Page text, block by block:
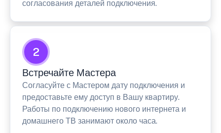
согласования деталей подключения.
2
Встречайте Мастера
Согласуйте с Мастером дату подключения и
предоставьте ему доступ в Вашу квартиру.
Работы по подключению нового интернета и
домашнего ТВ занимают около часа.